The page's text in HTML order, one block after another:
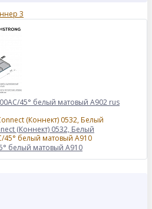
45° белый матовый А902 rus
(Коннект) 0532, Белый
белый матовый А910